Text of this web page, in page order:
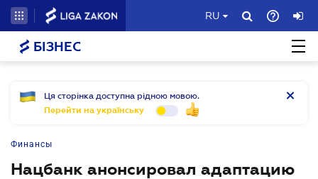
RU
БІЗНЕС
Ця сторінка доступна рідною мовою.
Перейти на українську
Финансы
Нацбанк анонсировал адаптацию